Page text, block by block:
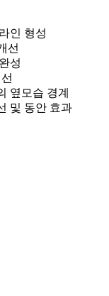
인 형성
선
성
옆모습 경계
및 동안 효과